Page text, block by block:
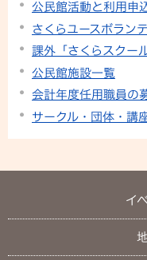
公民館活動と利用申
さくらユースボラン
課外「さくらスクー
公民館施設一覧
会計年度任用職員の
サークル・団体・講
イ